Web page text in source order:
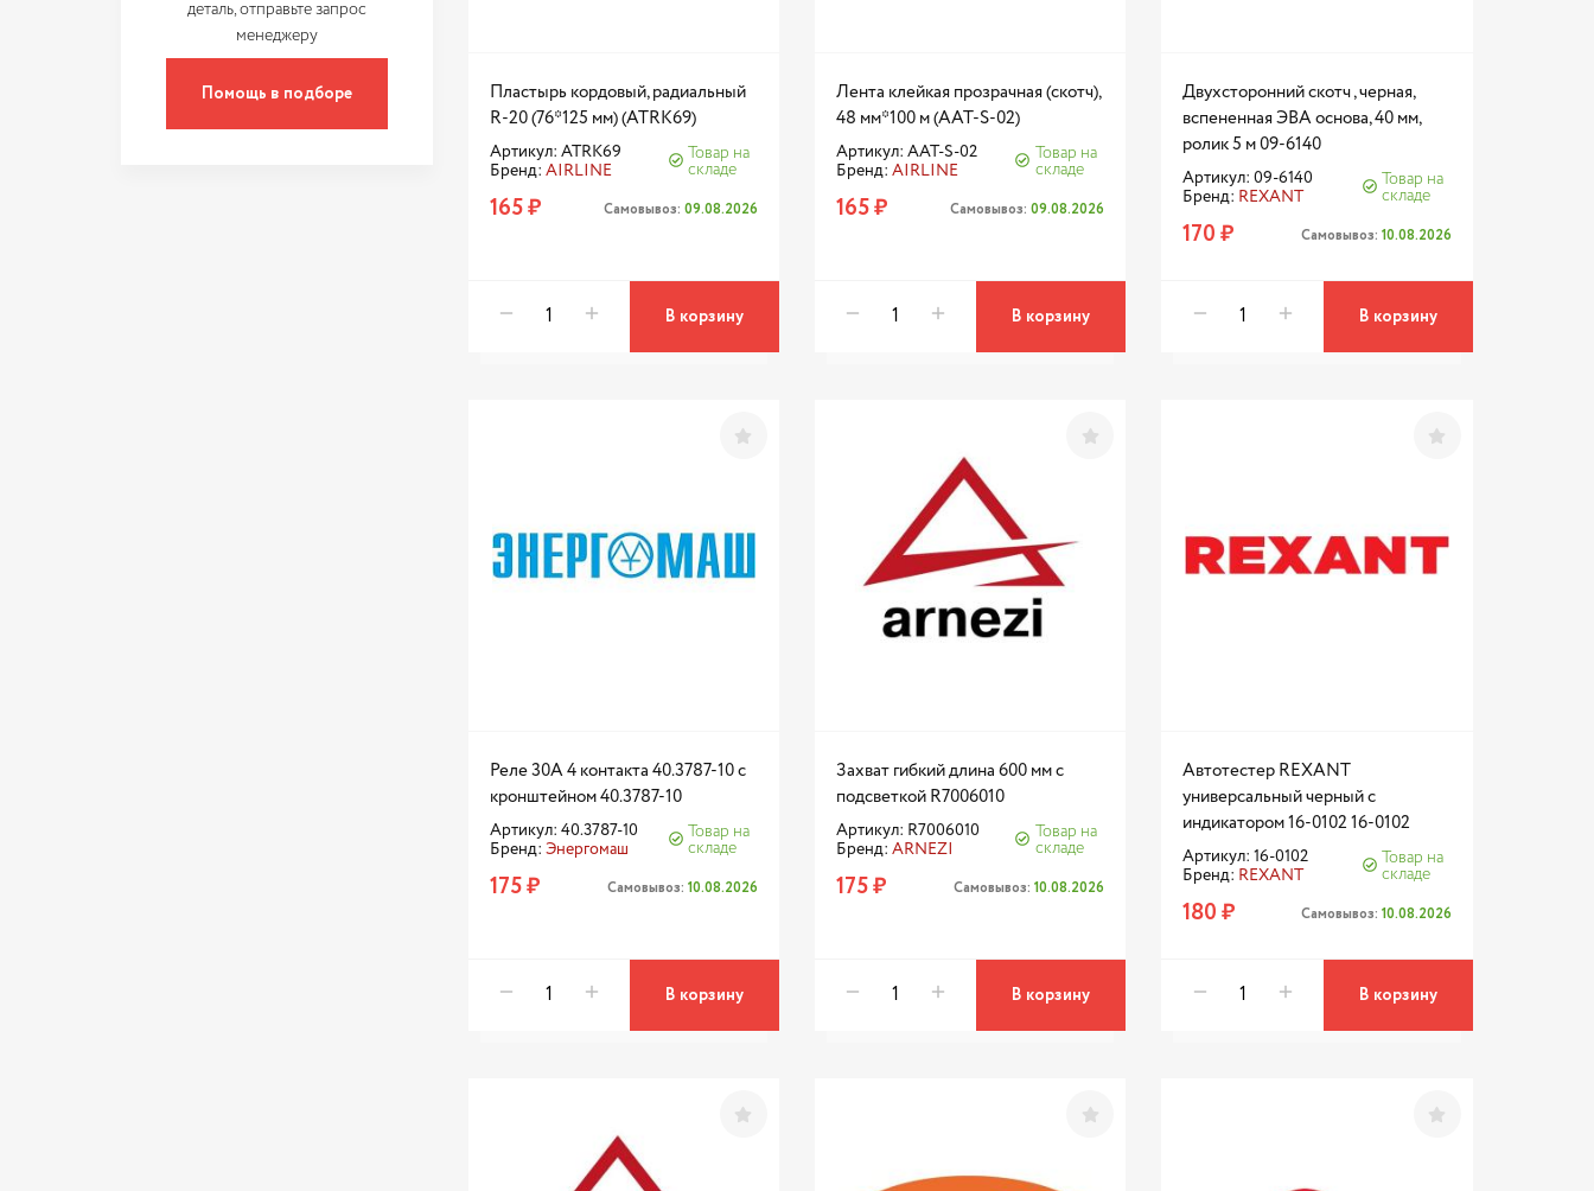
GOODWILL
деталь, отправьте запрос
менеджеру
Помощь в подборе
Пластырь кордовый, радиальный
R-20 (76*125 мм) (ATRK69)
Артикул: ATRK69
Бренд: AIRLINE
Товар на
складе
165 ₽ Самовывоз: 09.08.2026
В корзину
Лента клейкая прозрачная (скотч),
48 мм*100 м (AAT-S-02)
Артикул: AAT-S-02
Бренд: AIRLINE
Товар на
складе
165 ₽ Самовывоз:09.08.2026
В корзину
Двухсторонний скотч , черная,
вспененная ЭВА основа, 40 мм,
ролик 5 м 09-6140
Артикул: 09-6140
Бренд: REXANT
Товар на
складе
170 ₽ Самовывоз: 10.08.2026
В корзину
Реле 30А 4 контакта 40.3787-10 с
кронштейном 40.3787-10
Артикул: 40.3787-10
Бренд: Энергомаш
Товар на
складе
175 ₽ Самовывоз: 10.08.2026
В корзину
Захват гибкий длина 600 мм с
подсветкой R7006010
Артикул: R7006010
Бренд: ARNEZI
Товар на
складе
175 ₽ Самовывоз:10.08.2026
В корзину
Автотестер REXANT
универсальный черный с
индикатором 16-0102 16-0102
Артикул: 16-0102
Бренд: REXANT
Товар на
складе
180 ₽ Самовывоз: 10.08.2026
В корзину